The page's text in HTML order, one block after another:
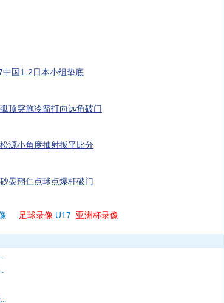
国1-2日本小组垫底
顶突施冷箭打向远角破门
源小角度抽射扳平比分
晏翔仁点球点爆杆破门
足球录像 U17 亚洲杯录像